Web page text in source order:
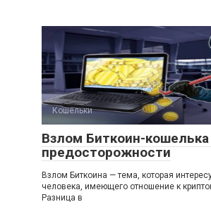
Кошельки
Взлом Биткоин-
предосторожности
Взлом Биткоина — тема, которая
человека, имеющего отношение к
Разница в